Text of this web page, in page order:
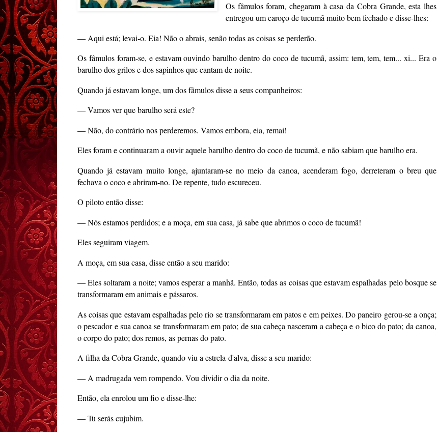
Os fâmulos foram, chegaram à casa da Cobra Grande, esta lhes
entregou um caroço de tucumã muito bem fechado e disse-lhes:
— Aqui está; levai-o. Eia! Não o abrais, senão todas as coisas se perderão.
Os fâmulos foram-se, e estavam ouvindo barulho dentro do coco de tucumã, assim: tem, tem, tem... xi... Era o
barulho dos grilos e dos sapinhos que cantam de noite.
Quando já estavam longe, um dos fâmulos disse a seus companheiros:
— Vamos ver que barulho será este?
— Não, do contrário nos perderemos. Vamos embora, eia, remai!
Eles foram e continuaram a ouvir aquele barulho dentro do coco de tucumã, e não sabiam que barulho era.
Quando já estavam muito longe, ajuntaram-se no meio da canoa, acenderam fogo, derreteram o breu que
fechava o coco e abriram-no. De repente, tudo escureceu.
O piloto então disse:
— Nós estamos perdidos; e a moça, em sua casa, já sabe que abrimos o coco de tucumã!
Eles seguiram viagem.
A moça, em sua casa, disse então a seu marido:
— Eles soltaram a noite; vamos esperar a manhã. Então, todas as coisas que estavam espalhadas pelo bosque se
transformaram em animais e pássaros.
As coisas que estavam espalhadas pelo rio se transformaram em patos e em peixes. Do paneiro gerou-se a onça;
o pescador e sua canoa se transformaram em pato; de sua cabeça nasceram a cabeça e o bico do pato; da canoa,
o corpo do pato; dos remos, as pernas do pato.
A filha da Cobra Grande, quando viu a estrela-d'alva, disse a seu marido:
— A madrugada vem rompendo. Vou dividir o dia da noite.
Então, ela enrolou um fio e disse-lhe:
— Tu serás cujubim.